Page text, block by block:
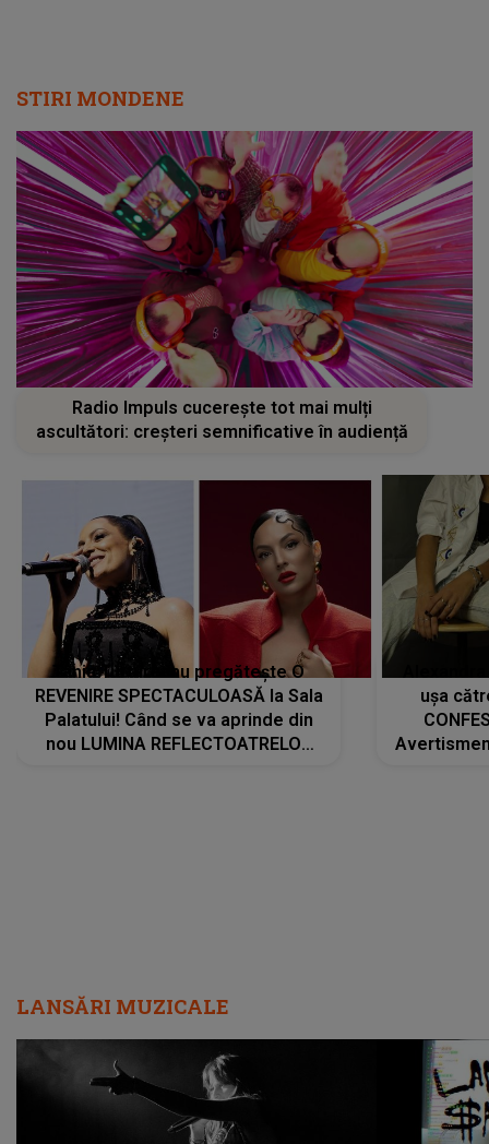
STIRI MONDENE
Radio Impuls cucerește tot mai mulți
ascultători: creșteri semnificative în audiență
Tania Turtureanu pregătește O
REVENIRE SPECTACULOASĂ la Sala
Palatului! Când se va aprinde din
nou LUMINA REFLECTOATRELOR
ușa
LANSĂRI MUZICALE